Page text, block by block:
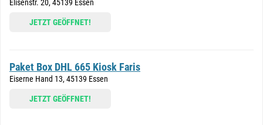
Elisenstr. 20, 45139 Essen
JETZT GEÖFFNET!
Paket Box DHL 665 Kiosk Faris
Eiserne Hand 13, 45139 Essen
JETZT GEÖFFNET!